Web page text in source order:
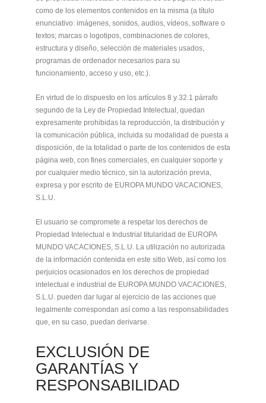
como de los elementos contenidos en la misma (a título
enunciativo: imágenes, sonidos, audios, vídeos, software o
textos; marcas o logotipos, combinaciones de colores,
estructura y diseño, selección de materiales usados,
programas de ordenador necesarios para su
funcionamiento, acceso y uso, etc.).
En virtud de lo dispuesto en los artículos 8 y 32.1 párrafo
segundo de la Ley de Propiedad Intelectual, quedan
expresamente prohibidas la reproducción, la distribución y
la comunicación pública, incluida su modalidad de puesta a
disposición, de la totalidad o parte de los contenidos de esta
página web, con fines comerciales, en cualquier soporte y
por cualquier medio técnico, sin la autorización previa,
expresa y por escrito de EUROPA MUNDO VACACIONES,
S.L.U.
El usuario se compromete a respetar los derechos de
Propiedad Intelectual e Industrial titularidad de EUROPA
MUNDO VACACIONES, S.L.U. La utilización no autorizada
de la información contenida en este sitio Web, así como los
perjuicios ocasionados en los derechos de propiedad
intelectual e industrial de EUROPA MUNDO VACACIONES,
S.L.U. pueden dar lugar al ejercicio de las acciones que
legalmente correspondan así como a las responsabilidades
que, en su caso, puedan derivarse.
EXCLUSIÓN DE
GARANTÍAS Y
RESPONSABILIDAD